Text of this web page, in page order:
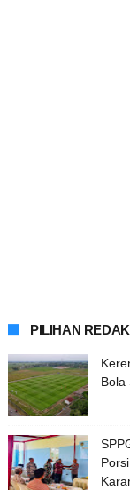
PILIHAN
Bola